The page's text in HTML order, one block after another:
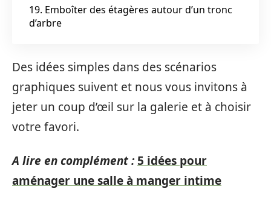
19. Emboîter des étagères autour d’un tronc
d’arbre
Des idées simples dans des scénarios
graphiques suivent et nous vous invitons à
jeter un coup d’œil sur la galerie et à choisir
votre favori.
A lire en complément : 5 idées pour
aménager une salle à manger intime